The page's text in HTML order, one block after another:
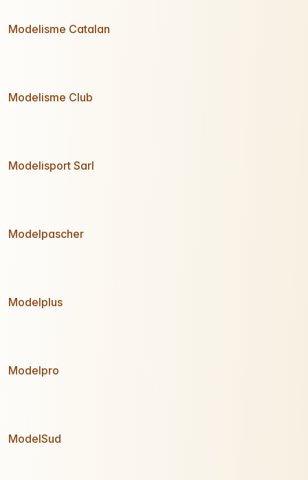
Modelisme Catalan
Modelisme Club
Modelisport Sarl
Modelpascher
Modelplus
Modelpro
ModelSud